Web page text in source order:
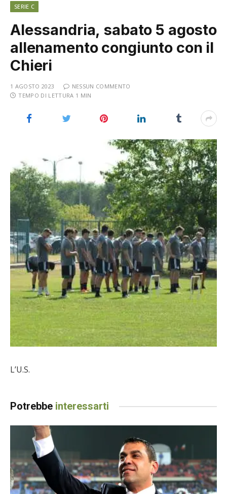
SERIE C
Alessandria, sabato 5 agosto
allenamento congiunto con il
Chieri
1 AGOSTO 2023
NESSUN COMMENTO
TEMPO DI LETTURA 1 MIN
L’U.S.
Potrebbe interessarti